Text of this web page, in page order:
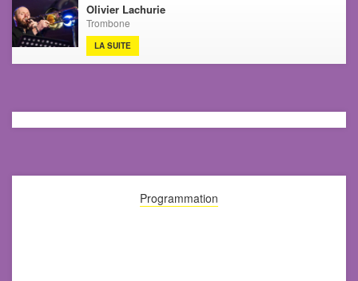
Olivier Lachurie
Trombone
LA SUITE
Programmation